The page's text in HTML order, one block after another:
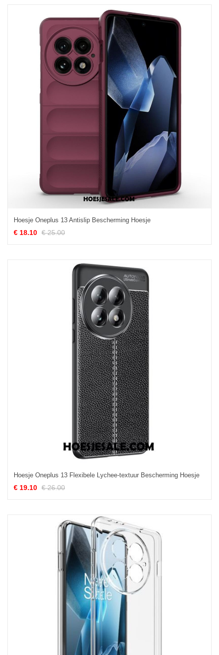
Hoesje Oneplus 13 Antislip Bescherming Hoesje
€ 18.10 € 25.00
Hoesje Oneplus 13 Flexibele Lychee-textuur Bescherming Hoesje
€ 19.10 € 26.00